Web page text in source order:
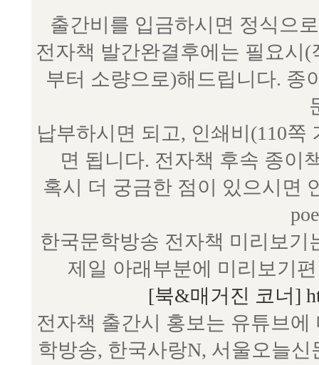
출간비를 입금하시면 정식으
전자책 발간완결후에는 필요시
부터 소량으로)해드립니다. 종
납부하시면 되고, 인쇄비(110
면 됩니다. 전자책 후속 종이
혹시 더 궁금한 점이 있으시면
한국문학방송 전자책 미리보
제일 아래부분에 미리보기
[북&매거진 코너]
전자책 출간시 홍보는 유튜브
학방송, 한국사랑N, 서울오늘